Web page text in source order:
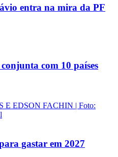
entra na mira da PF
com 10 países
gastar em 2027